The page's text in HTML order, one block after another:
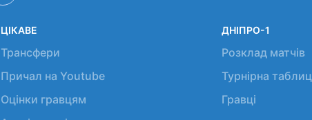
ЦІКАВЕ
Трансфери
Причал на Youtube
Оцінки гравцям
ДНІПРО-1
Розклад матчів
Турнірна
Гравці